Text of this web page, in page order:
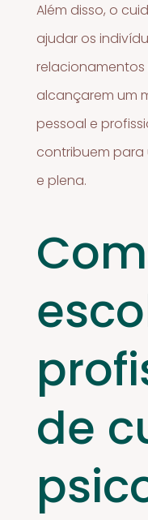
Além disso, o
ajudar os
relacionamentos
alcançarem um
pessoal e
contribuem para
e plena.
de